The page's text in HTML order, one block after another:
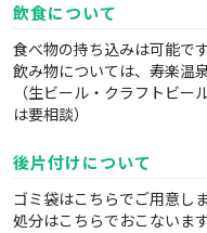
飲食について
食べ物の持ち込みは可能です
飲み物については、寿楽温
（生ビール・クラフトビ
は要相談）
後片付けについて
ゴミ袋はこちらでご用意し
処分はこちらでおこないます